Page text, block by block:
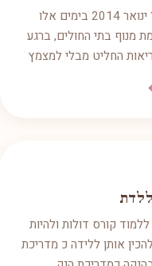
דולה או מלווה אישית בחדר לידה ? ינואר 2014 בימים אלו
מנוף בתי החולים, ברגע
החליט מבלי למצמץ
קורס דולות ולהיות
אותן ללידה כ מדריכת